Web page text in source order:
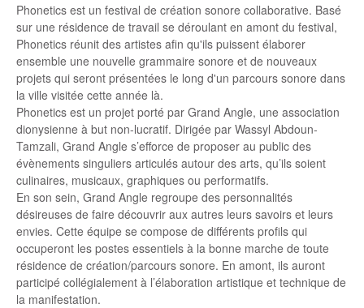
Phonetics est un festival de création sonore collaborative. Basé
sur une résidence de travail se déroulant en amont du festival,
Phonetics réunit des artistes afin qu'ils puissent élaborer
ensemble une nouvelle grammaire sonore et de nouveaux
projets qui seront présentées le long d'un parcours sonore dans
la ville visitée cette année là.
Phonetics est un projet porté par Grand Angle, une association
dionysienne à but non-lucratif. Dirigée par Wassyl Abdoun-
Tamzali, Grand Angle s’efforce de proposer au public des
évènements singuliers articulés autour des arts, qu’ils soient
culinaires, musicaux, graphiques ou performatifs.
En son sein, Grand Angle regroupe des personnalités
désireuses de faire découvrir aux autres leurs savoirs et leurs
envies. Cette équipe se compose de différents profils qui
occuperont les postes essentiels à la bonne marche de toute
résidence de création/parcours sonore. En amont, ils auront
participé collégialement à l’élaboration artistique et technique de
la manifestation.